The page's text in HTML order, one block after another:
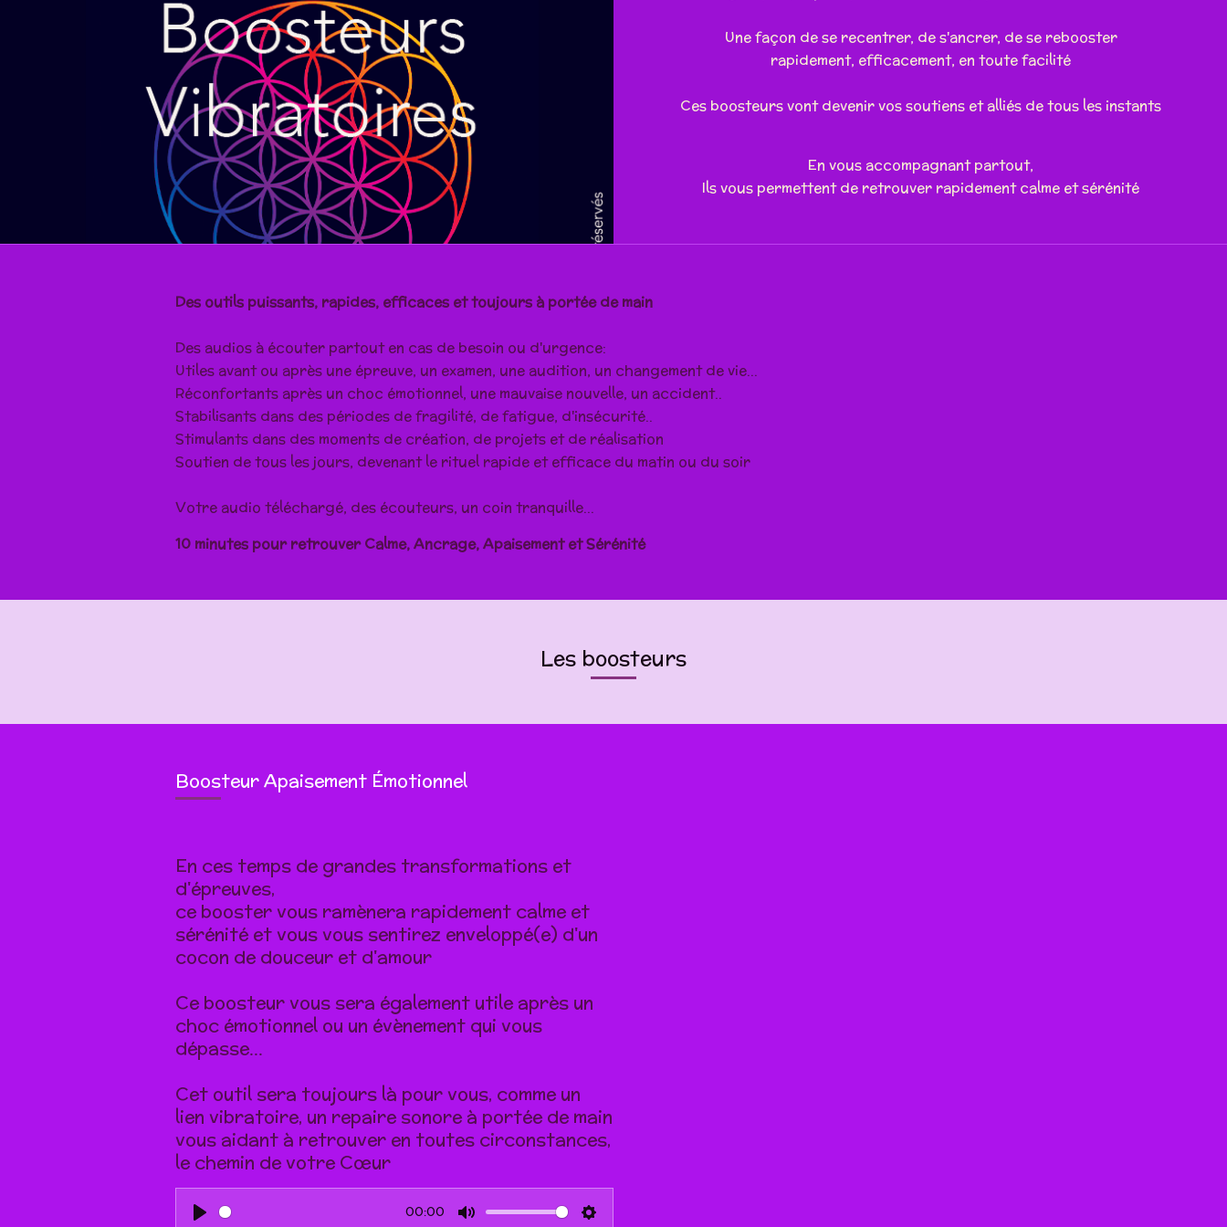
Une façon de se recentrer, de s'ancrer, de se rebooster
rapidement, efficacement, en toute facilité
Ces boosteurs vont devenir vos soutiens et alliés de tous les instants
En vous accompagnant partout,
Ils vous permettent de retrouver rapidement calme et sérénité
Des outils puissants, rapides, efficaces et toujours à portée de main
Des audios à écouter partout en cas de besoin ou d'urgence:
Utiles avant ou après une épreuve, un examen, une audition, un changement de vie...
Réconfortants après un choc émotionnel, une mauvaise nouvelle, un accident..
Stabilisants dans des périodes de fragilité, de fatigue, d'insécurité..
Stimulants dans des moments de création, de projets et de réalisation
Soutien de tous les jours, devenant le rituel rapide et efficace du matin ou du soir
Votre audio téléchargé, des écouteurs, un coin tranquille...
10 minutes pour retrouverCalme, Ancrage, Apaisement et Sérénité
Les boosteurs
Boosteur Apaisement Émotionnel
En ces temps de grandes transformations et
d'épreuves,
ce booster vous ramènera rapidement calme et
sérénité et vous vous sentirez enveloppé(e) d'un
cocon de douceur et d'amour
Ce boosteur vous sera également utile après un
choc émotionnel ou un évènement qui vous
dépasse...
Cet outil sera toujours là pour vous, comme un
lien vibratoire, un repaire sonore à portée de main
vous aidant à retrouver en toutes circonstances,
le chemin de votre Cœur
00:00